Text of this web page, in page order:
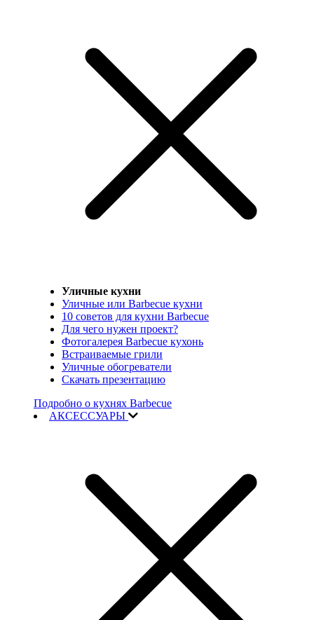
Уличные кухни
Уличные или Barbecue кухни
10 советов для кухни Barbecue
Для чего нужен проект?
Фотогалерея Barbecue кухонь
Встраиваемые грили
Уличные обогреватели
Скачать презентацию
Подробно о кухнях Barbecue
АКСЕССУАРЫ